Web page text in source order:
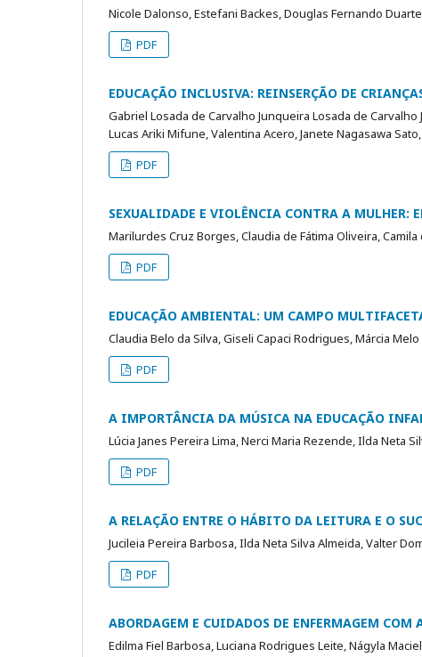
Nicole Dalonso, Estefani Backes, Douglas Fernando Duarte
PDF
EDUCAÇÃO INCLUSIVA: REINSERÇÃO DE
Gabriel Losada de Carvalho Junqueira Losada de
Lucas Ariki Mifune, Valentina Acero, Janete Nagasawa
PDF
SEXUALIDADE E VIOLÊNCIA CONTRA A MULHER:
Marilurdes Cruz Borges, Claudia de Fátima Oliveira,
PDF
EDUCAÇÃO AMBIENTAL: UM CAMPO
Claudia Belo da Silva, Giseli Capaci Rodrigues, Márcia
PDF
A IMPORTÂNCIA DA MÚSICA NA EDUCAÇÃO
Lúcia Janes Pereira Lima, Nerci Maria Rezende, Ilda Neta
PDF
A RELAÇÃO ENTRE O HÁBITO DA LEITURA E O
Jucileia Pereira Barbosa, Ilda Neta Silva Almeida, Valter
PDF
ABORDAGEM E CUIDADOS DE ENFERMAGEM COM
Edilma Fiel Barbosa, Luciana Rodrigues Leite, Nágyla